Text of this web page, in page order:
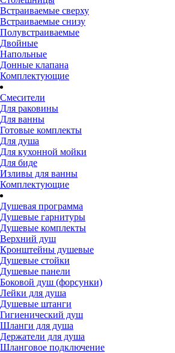
Встраиваемые сверху
Встраиваемые снизу
Полувстраиваемые
Двойные
Напольные
Донные клапана
Комплектующие
Смесители
Для раковины
Для ванны
Готовые комплекты
Для душа
Для кухонной мойки
Для биде
Изливы для ванны
Комплектующие
Душевая программа
Душевые гарнитуры
Душевые комплекты
Верхний душ
Кронштейны душевые
Душевые стойки
Душевые панели
Боковой душ (форсунки)
Лейки для душа
Душевые штанги
Гигиенический душ
Шланги для душа
Держатели для душа
Шланговое подключение